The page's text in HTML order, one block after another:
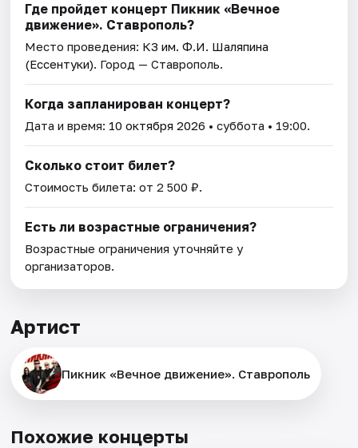
Где пройдет концерт Пикник «Вечное
движение». Ставрополь?
Место проведения: КЗ им. Ф.И. Шаляпина
(Ессентуки). Город — Ставрополь.
Когда запланирован концерт?
Дата и время: 10 октября 2026 • суббота • 19:00.
Сколько стоит билет?
Стоимость билета: от 2 500 ₽.
Есть ли возрастные ограничения?
Возрастные ограничения уточняйте у
организаторов.
Артист
Пикник «Вечное движение». Ставрополь
Похожие концерты